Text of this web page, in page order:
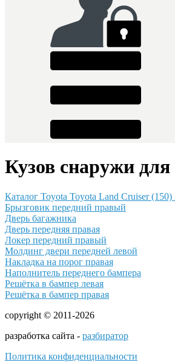
Кузов снаружи
Каталог Toyota Toyota Land Cruiser (150)
Брызговик передний правый
Дверь багажника
Дверь передняя правая
Локер передний правый
Молдинг двери передней левой
Накладка на порог правая
Наполнитель переднего бампера
Решётка в бампер левая
Решётка в бампер правая
copyright © 2011-2026
разработка сайта - разбиратор
Политика конфиденциальности